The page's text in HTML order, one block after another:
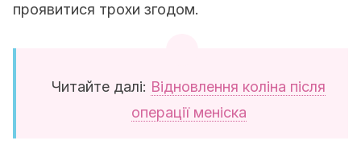
проявитися трохи згодом.
Читайте далі: Відновлення коліна після
операції меніска